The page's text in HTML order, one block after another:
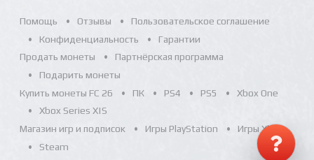
Помощь Отзывы
Пользовательское соглашение
Конфиденциальность
Гарантии
Продать монеты
Партнёрская программа
Подарить монеты
Купить монеты FC 26
ПК PS4 PS5
Xbox One
Xbox Series X|S
Магазин игр и подписок
Игры PlayStation
Игры Xbox
Steam